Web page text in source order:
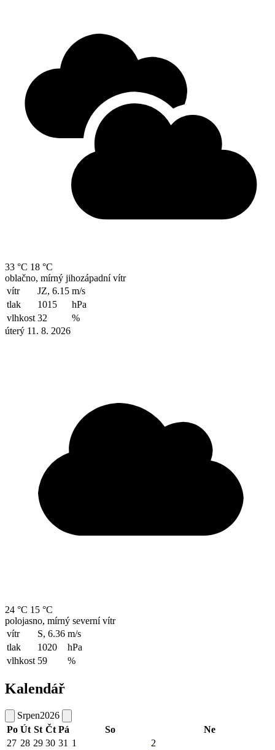
33 °C 18 °C
oblačno, mírný jihozápadní vítr
vítr
JZ, 6.15 m/s
tlak
1015
hPa
vlhkost 32
%
úterý 11. 8. 2026
24 °C 15 °C
polojasno, mírný severní vítr
vítr
S, 6.36 m/s
tlak
1020
hPa
vlhkost 59 %
Kalendář
Srpen2026
Po Út St Čt Pá So
Ne
27 28 29 30 31 1 2